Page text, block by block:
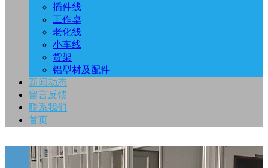
插件线
工作桌
老化线
小车线
货架
铝型材及配件
新闻动态
留言反馈
联系我们
首页